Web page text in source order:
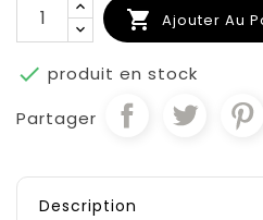
 Ajouter Au
 produit en stock
Partager
Description